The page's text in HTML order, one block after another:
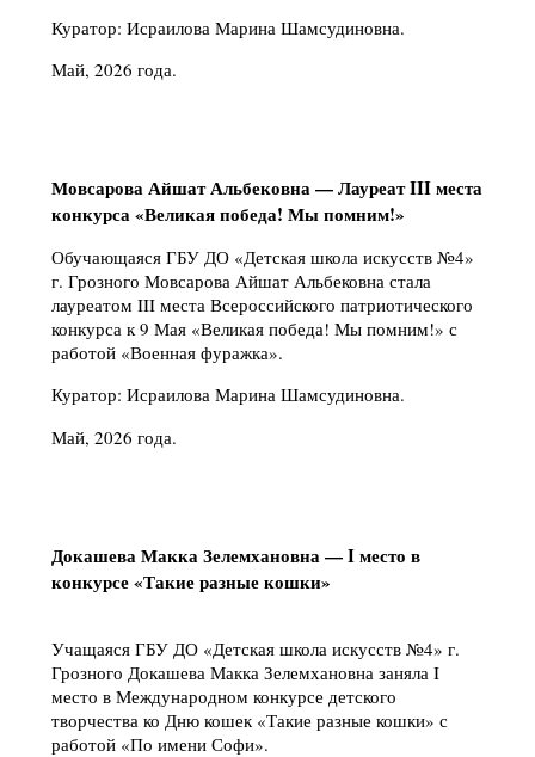
Куратор: Исраилова Марина Шамсудиновна.
Май, 2026 года.
Мовсарова Айшат Альбековна — Лауреат III места
конкурса «Великая победа! Мы помним!»
Обучающаяся ГБУ ДО «Детская школа искусств №4»
г. Грозного Мовсарова Айшат Альбековна стала
лауреатом III места Всероссийского патриотического
конкурса к 9 Мая «Великая победа! Мы помним!» с
работой «Военная фуражка».
Куратор: Исраилова Марина Шамсудиновна.
Май, 2026 года.
Докашева Макка Зелемхановна — I место в
конкурсе «Такие разные кошки»
Учащаяся ГБУ ДО «Детская школа искусств №4» г.
Грозного Докашева Макка Зелемхановна заняла I
место в Международном конкурсе детского
творчества ко Дню кошек «Такие разные кошки» с
работой «По имени Софи».